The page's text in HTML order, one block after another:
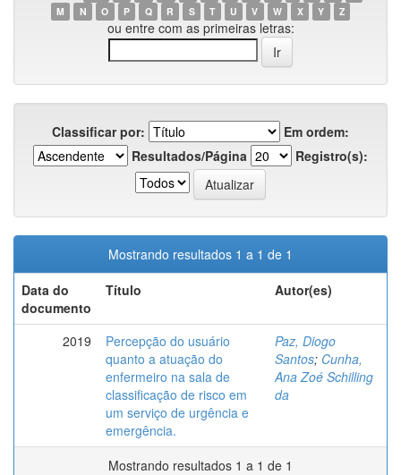
M
N O P Q R S T U V W X Y Z
ou entre com as primeiras letras:
Classificar por:
Em ordem:
Resultados/Página
Registro(s):
Mostrando resultados 1 a 1 de 1
Data do
documento
Título Autor(es)
2019
Percepção do usuário
quanto a atuação do
enfermeiro na sala de
classificação de risco em
um serviço de urgência e
emergência.
Paz, Diogo
Santos; Cunha,
Ana Zoé Schilling
da
Mostrando resultados 1 a 1 de 1